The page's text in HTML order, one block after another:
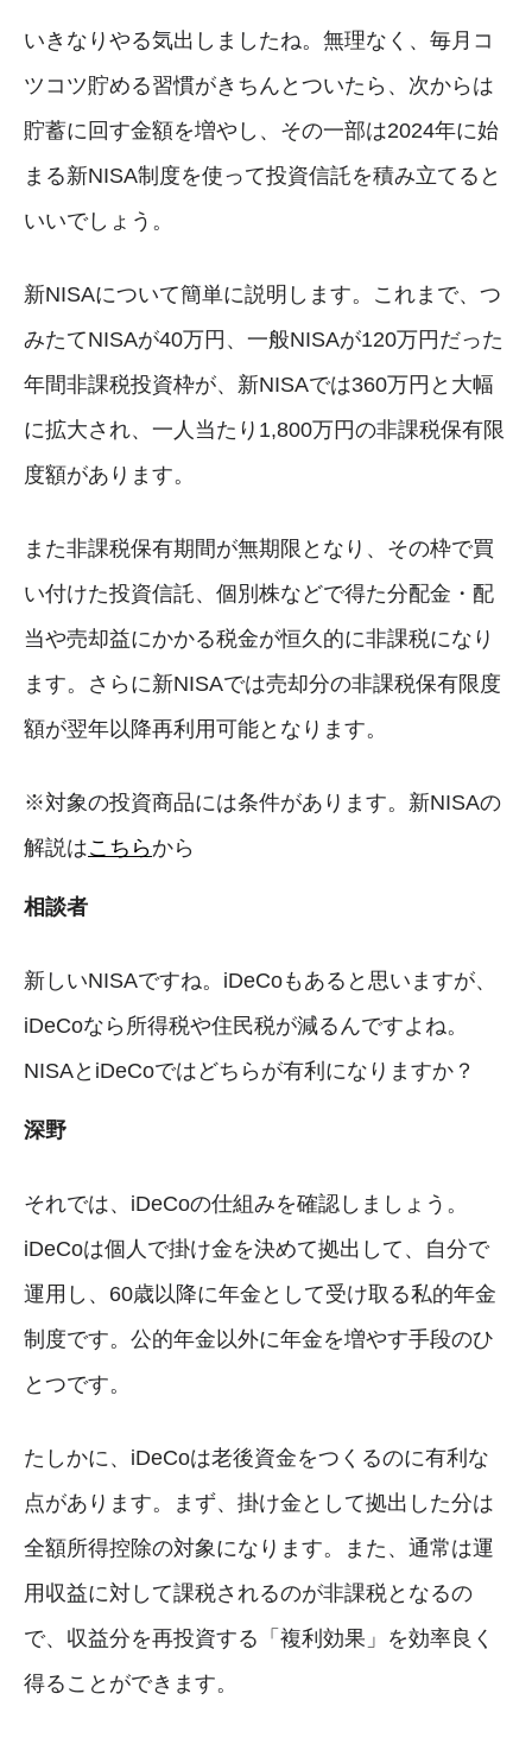
いきなりやる気出しましたね。無理なく、毎月コ
ツコツ貯める習慣がきちんとついたら、次からは
貯蓄に回す金額を増やし、その一部は2024年に始
まる新NISA制度を使って投資信託を積み立てると
いいでしょう。
新NISAについて簡単に説明します。これまで、つ
みたてNISAが40万円、一般NISAが120万円だった
年間非課税投資枠が、新NISAでは360万円と大幅
に拡大され、一人当たり1,800万円の非課税保有限
度額があります。
また非課税保有期間が無期限となり、その枠で買
い付けた投資信託、個別株などで得た分配金・配
当や売却益にかかる税金が恒久的に非課税になり
ます。さらに新NISAでは売却分の非課税保有限度
額が翌年以降再利用可能となります。
※対象の投資商品には条件があります。新NISAの
解説はこちらから
相談者
新しいNISAですね。iDeCoもあると思いますが、
iDeCoなら所得税や住民税が減るんですよね。
NISAとiDeCoではどちらが有利になりますか？
深野
それでは、iDeCoの仕組みを確認しましょう。
iDeCoは個人で掛け金を決めて拠出して、自分で
運用し、60歳以降に年金として受け取る私的年金
制度です。公的年金以外に年金を増やす手段のひ
とつです。
たしかに、iDeCoは老後資金をつくるのに有利な
点があります。まず、掛け金として拠出した分は
全額所得控除の対象になります。また、通常は運
用収益に対して課税されるのが非課税となるの
で、収益分を再投資する「複利効果」を効率良く
得ることができます。